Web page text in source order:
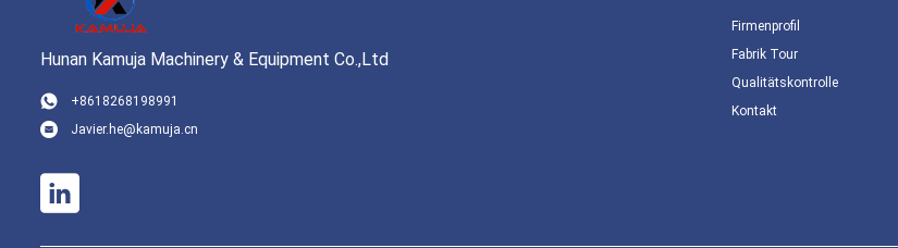
Hunan Kamuja Machinery & Equipment Co.,Ltd
+8618268198991
Javier.he@kamuja.cn
Firmenprofil
Fabrik Tour
Qualitätskontrolle
Kontakt